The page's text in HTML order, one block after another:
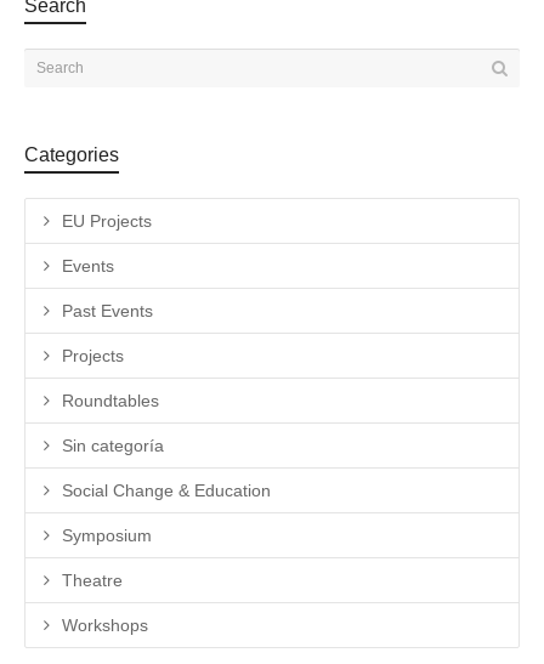
Search
Categories
EU Projects
Events
Past Events
Projects
Roundtables
Sin categoría
Social Change & Education
Symposium
Theatre
Workshops